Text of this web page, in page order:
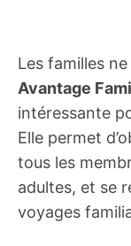
Les familles
Avantage
intéressante
Elle permet
tous les
adultes, et se
voyages